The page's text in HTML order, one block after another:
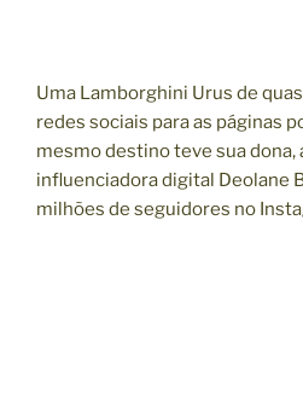
Uma Lamborghini Urus de
redes sociais para as páginas
mesmo destino teve sua dona,
influenciadora digital Deolane
milhões de seguidores no